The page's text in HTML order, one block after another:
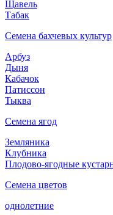
Щавель
Табак
Семена бахчевых культур
Арбуз
Дыня
Кабачок
Патиссон
Тыква
Семена ягод
Земляника
Клубника
Плодово-ягодные
Семена цветов
однолетние